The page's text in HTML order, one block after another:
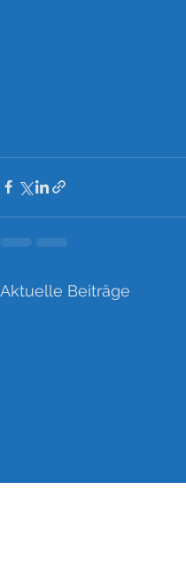
Aktuelle Beiträge